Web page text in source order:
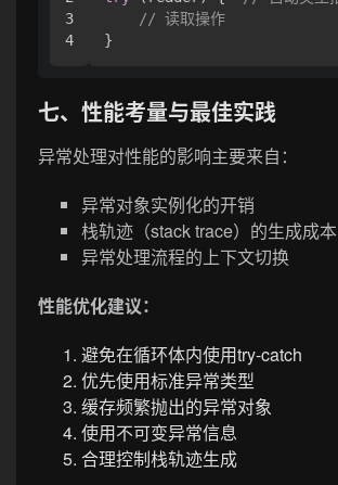
3
// 读取操作
七、性能考量与最佳实践
异常处理对性能的影响主要来自：
异常对象实例化的开销
栈轨迹（stack trace）的生成成本
异常处理流程的上下文切换
性能优化建议：
避免在循环体内使用try-catch
优先使用标准异常类型
缓存频繁抛出的异常对象
使用不可变异常信息
合理控制栈轨迹生成